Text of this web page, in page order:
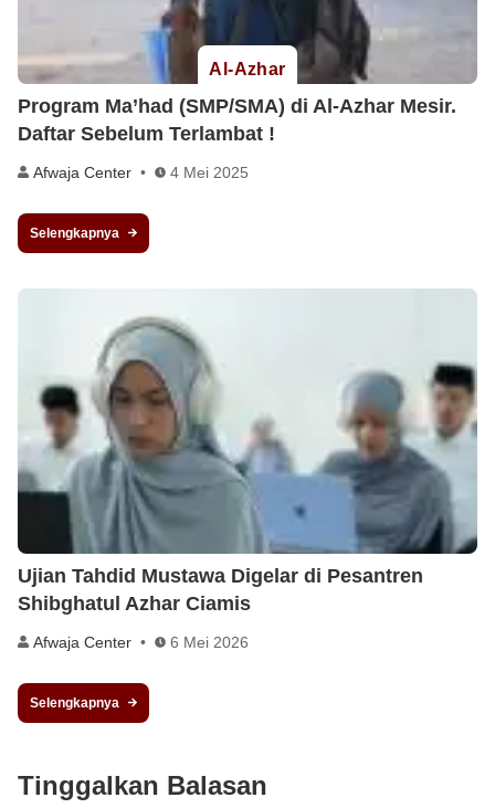
Al-Azhar
Program Ma’had (SMP/SMA) di Al-Azhar Mesir.
Daftar Sebelum Terlambat !
Afwaja Center 4 Mei 2025
Selengkapnya
Ujian Tahdid Mustawa Digelar di Pesantren
Shibghatul Azhar Ciamis
Afwaja Center 6 Mei 2026
Selengkapnya
Tinggalkan Balasan